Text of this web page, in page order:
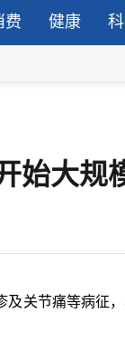
费 健康
始大规
关节痛等病征